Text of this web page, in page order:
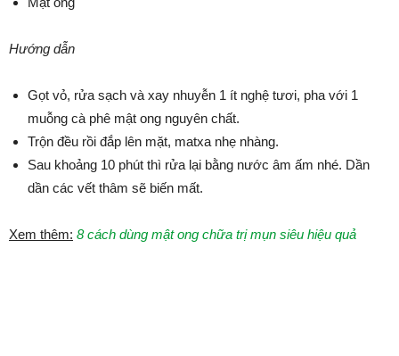
Hướng dẫn
Gọt vỏ, rửa sạch và xay nhuyễn 1 ít nghệ tươi, pha với 1
muỗng cà phê mật ong nguyên chất.
Trộn đều rồi đắp lên mặt, matxa nhẹ nhàng.
Sau khoảng 10 phút thì rửa lại bằng nước âm ấm nhé. Dần
dần các vết thâm sẽ biến mất.
Xem thêm: 8 cách dùng mật ong chữa trị mụn siêu hiệu quả